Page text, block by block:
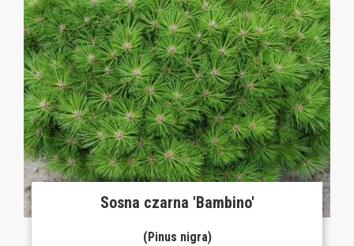
Sosna czarna 'Bambino'
(Pinus nigra)